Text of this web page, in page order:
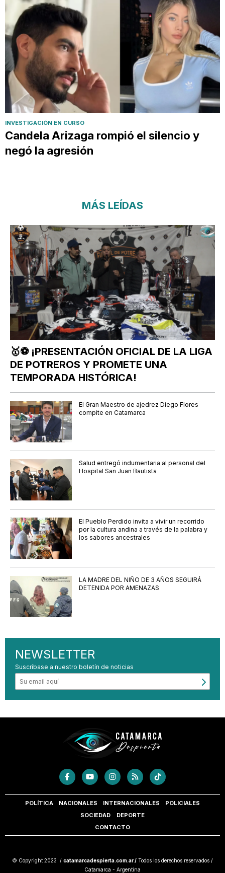
INVESTIGACIÓN EN CURSO
Candela Arizaga rompió el silencio y
negó la agresión
MÁS LEÍDAS
🥇⚽ ¡PRESENTACIÓN OFICIAL DE LA LIGA
DE POTREROS Y PROMETE UNA
TEMPORADA HISTÓRICA!
El Gran Maestro de ajedrez Diego Flores
compite en Catamarca
Salud entregó indumentaria al personal del
Hospital San Juan Bautista
El Pueblo Perdido invita a vivir un recorrido
por la cultura andina a través de la palabra y
los sabores ancestrales
LA MADRE DEL NIÑO DE 3 AÑOS SEGUIRÁ
DETENIDA POR AMENAZAS
NEWSLETTER
Suscríbase a nuestro boletín de noticias
POLÍTICA NACIONALES INTERNACIONALES
POLICIALES
SOCIEDAD
DEPORTE
CONTACTO
© Copyright 2023 / catamarcadespierta.com.ar / Todos los derechos reservados /
Catamarca - Argentina